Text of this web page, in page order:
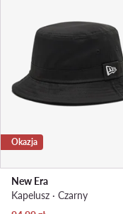
Okazja
New Era
Kapelusz · Czarny